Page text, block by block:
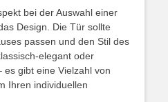
bei der Auswahl einer
Design. Die Tür sollte
passen und den Stil des
elegant oder
es gibt eine Vielzahl von
Ihren individuellen